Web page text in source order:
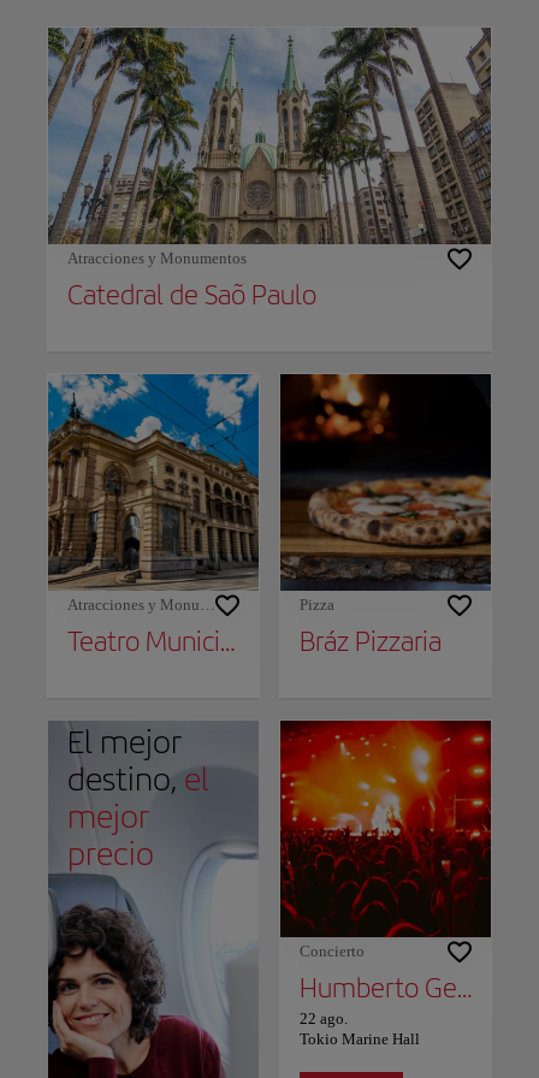
Atracciones y Monumentos
Catedral de Saõ Paulo
Atracciones y Monumentos
Teatro Municipal de São Paulo
Pizza
Bráz Pizzaria
El mejor
destino, el
mejor
precio
Concierto
Humberto Gessinger
22 ago.
Tokio Marine Hall